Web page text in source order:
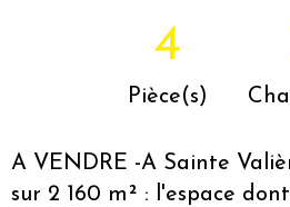
4
Pièce(s)
A VENDRE -A Sainte
sur 2 160 m² : l'espace